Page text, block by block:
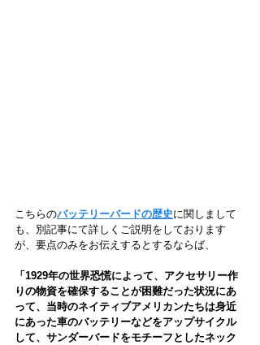
こちらのバッテリーバードの歴史に関しまして
も、別記事にて詳しくご説明をしております
が、要点のみをお伝えするとするならば、
「1929年の世界恐慌によって、アクセサリー作
りの物資を確保することが困難だった状況にあ
って、当時のネイティブアメリカンたちは身近
にあった車のバッテリーなどをアップサイクル
して、サンダーバードをモチーフとしたネック